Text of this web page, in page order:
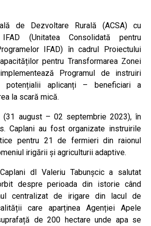
de Dezvoltare Rurală (ACSA) cu
(Unitatea Consolidată pentru
IFAD) în cadrul Proiectului
pentru Transformarea Zonei
Programul de instruiri
potențialii aplicanți – beneficiari a
la scară mică.
august – 02 septembrie 2023), în
Caplani au fost organizate instruirile
pentru 21 de fermieri din raionul
irigării și agriculturii adaptive.
dl Valeriu Tabunșcic a salutat
despre perioada din istorie când
centralizat de irigare din lacul de
care aparținea Agenției Apele
de 200 hectare unde apa se